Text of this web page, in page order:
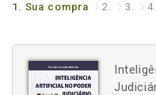
1. Sua compra 2. 3. 4.